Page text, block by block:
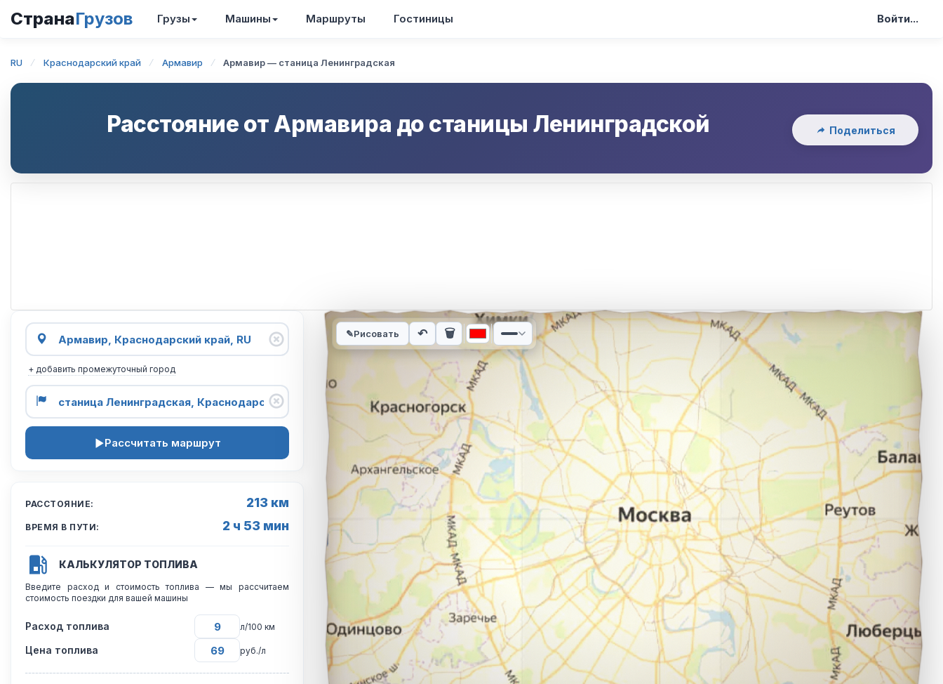
СтранаГрузов Грузы Машины Маршруты Гостиницы Войти...
RU Краснодарский край Армавир Армавир — станица Ленинградская
Расстояние отАрмавира до станицы Ленинградской Поделиться
+ добавить промежуточный город
Рассчитать маршрут
РАССТОЯНИЕ: 213 км
ВРЕМЯ В ПУТИ: 2 ч 53 мин
КАЛЬКУЛЯТОР ТОПЛИВА
Введите расход и стоимость топлива — мы рассчитаем
стоимость поездки для вашей машины
Расход топлива л/100 км
Цена топлива руб./л
Интерактивная карта автомобильного маршрута из города Армавир в город станица Ленинградская.
✎Рисовать ↶ 🗑